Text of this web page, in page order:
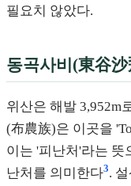
필요치 않았다.
동곡사비(東谷
위산은 해발 3,952m
(布農族)은 이곳을
이는 '피난처'라는 뜻
난처를 의미한다3.